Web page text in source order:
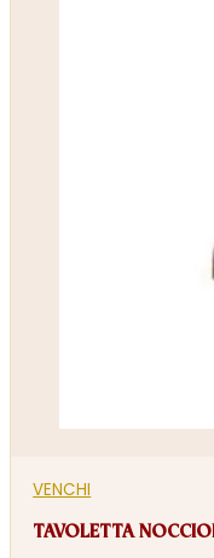
VENCHI
TAVOLETTA